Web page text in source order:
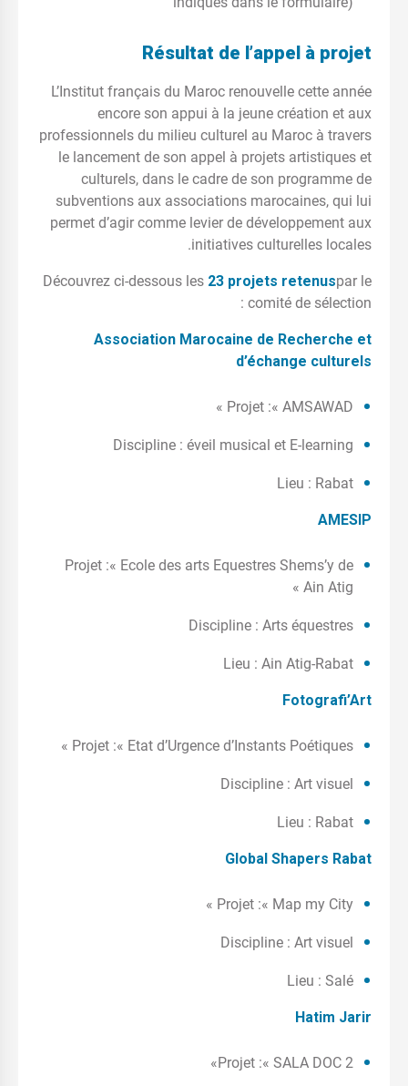
Résultat de l’appel à projet
L’Institut français du Maroc renouvelle cette année
encore son appui à la jeune création et aux
professionnels du milieu culturel au Maroc à travers
le lancement de son appel à projets artistiques et
culturels, dans le cadre de son programme de
subventions aux associations marocaines, qui lui
permet d’agir comme levier de développement aux
initiatives culturelles locales.
Découvrez ci-dessous les 23 projets retenuspar le
comité de sélection :
Association Marocaine de Recherche et
d’échange culturels
Projet :« AMSAWAD »
Discipline : éveil musical et E-learning
Lieu : Rabat
AMESIP
Projet :« Ecole des arts Equestres Shems’y de
Ain Atig »
Discipline : Arts équestres
Lieu : Ain Atig-Rabat
Fotografi’Art
Projet :« Etat d’Urgence d’Instants Poétiques »
Discipline : Art visuel
Lieu : Rabat
Global Shapers Rabat
Projet :« Map my City »
Discipline : Art visuel
Lieu : Salé
Hatim Jarir
Projet :« SALA DOC 2»